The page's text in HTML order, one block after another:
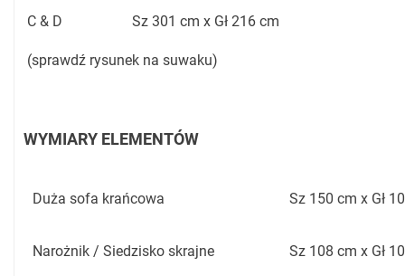
C & D Sz 301 cm x Gł 216 cm
(sprawdź rysunek na suwaku)
WYMIARY ELEMENTÓW
Duża sofa krańcowa Sz 150 cm x Gł
Narożnik / Siedzisko skrajne Sz 108 cm x Gł